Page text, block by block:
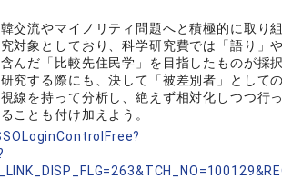
交流やマイノリティ問題へと積極的に取り
対象としており、科学研究費では「語り」
んだ「比較先住民学」を目指したものが採択
究する際にも、決して「被差別者」として
線を持って分析し、絶えず相対化しつつ行
ことも付け加えよう。